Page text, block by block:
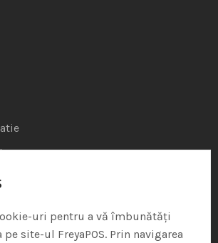
vanzare
cu Caracter Personal
uri pentru a vă îmbunătăți
site-ul FreyaPOS. Prin navigarea